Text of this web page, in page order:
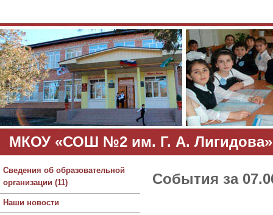
МКОУ «СОШ №2 им. Г. А. Лигидова»
Сведения об образовательной
организации (11)
Наши новости
События за